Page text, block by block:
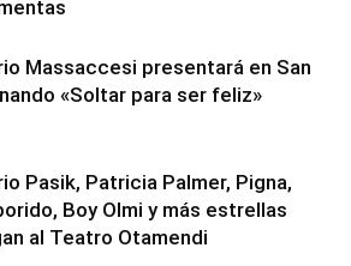
Massaccesi presentará en San
«Soltar para ser feliz»
Pasik, Patricia Palmer, Pigna,
Boy Olmi y más estrellas
al Teatro Otamendi